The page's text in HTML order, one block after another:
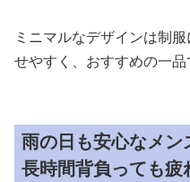
ミニマルなデザインは制
せやすく、おすすめの一品
雨の日も安心なメ
長時間背負っても